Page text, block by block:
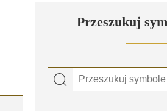
Przeszukuj